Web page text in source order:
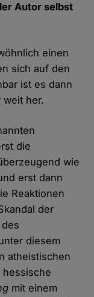
Autor selbst
einen
sich auf den
ist es dann
weit her.
die
wie
erst dann
Reaktionen
der
diesem
atheistischen
hessische
mit einem